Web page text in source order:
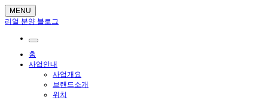
MENU
리얼 분양 블로그
홈
사업안내
사업개요
브랜드소개
위치